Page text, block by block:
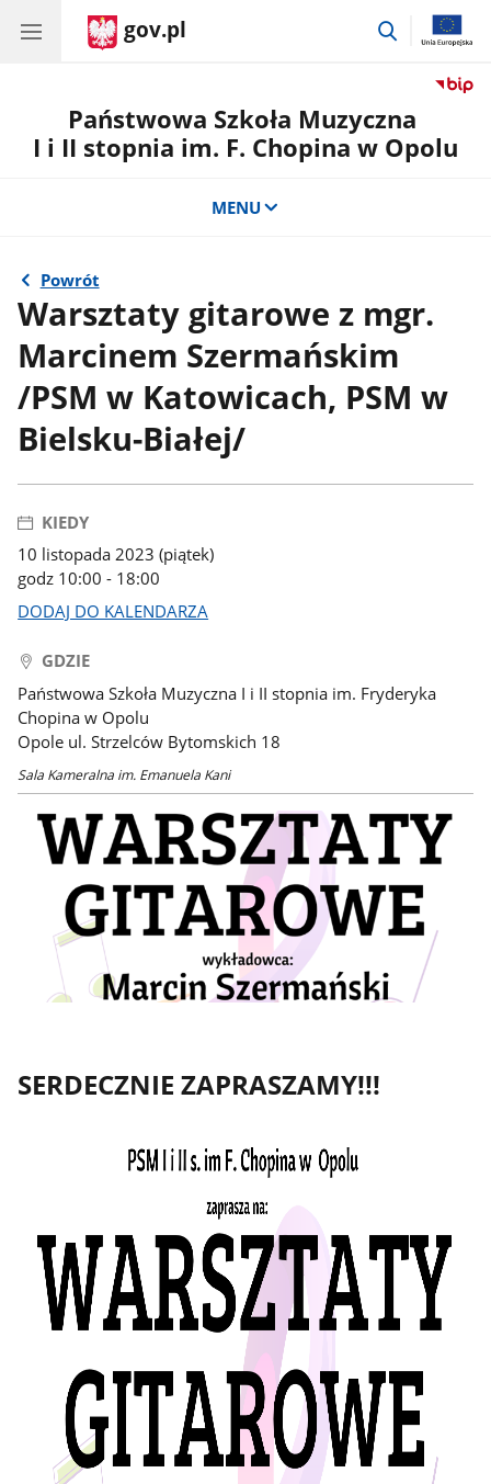
gov.pl
przejdź
Państwowa Szkoła Muzyczna
I i II stopnia im. F. Chopina w Opolu
MENU
Powrót
Warsztaty gitarowe z mgr.
Marcinem Szermańskim
/PSM w Katowicach, PSM w
Bielsku-Białej/
KIEDY
10 listopada 2023 (piątek)
godz 10:00 - 18:00
DODAJ DO KALENDARZA
GDZIE
Państwowa Szkoła Muzyczna I i II stopnia im. Fryderyka
Chopina w Opolu
Opole ul. Strzelców Bytomskich 18
Sala Kameralna im. Emanuela Kani
SERDECZNIE ZAPRASZAMY!!!